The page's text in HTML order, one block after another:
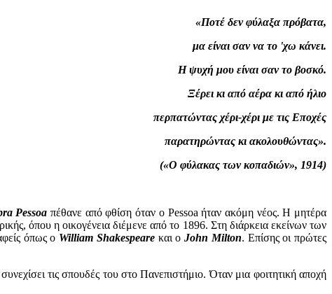
«Ποτέ δεν φύλαξα πρόβατα,
μα είναι σαν να το 'χω κάνει.
Η ψυχή μου είναι σαν το βοσκό.
Ξέρει κι από αέρα κι από ήλιο
περπατώντας χέρι-χέρι με τις Εποχές
παρατηρώντας κι ακολουθώντας».
(«Ο φύλακας των κοπαδιών», 1914)
Pessoa πέθανε από φθίση όταν ο Pessoa ήταν ακόμη νέος. Η μητέρα
όπου η οικογένεια διέμενε από το 1896. Στη διάρκεια εκείνων των
όπως ο William Shakespeareκαι οJohn Milton. Επίσης οι πρώτες
τις σπουδές του στο Πανεπιστήμιο. Όταν μια φοιτητική αποχή